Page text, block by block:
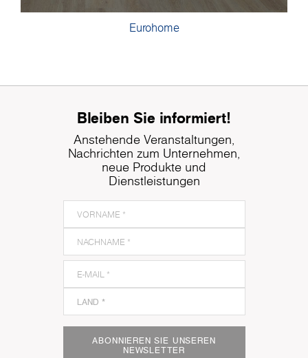
Eurohome
Bleiben Sie informiert!
Anstehende Veranstaltungen,
Nachrichten zum Unternehmen,
neue Produkte und
Dienstleistungen
ABONNIEREN SIE UNSEREN
NEWSLETTER